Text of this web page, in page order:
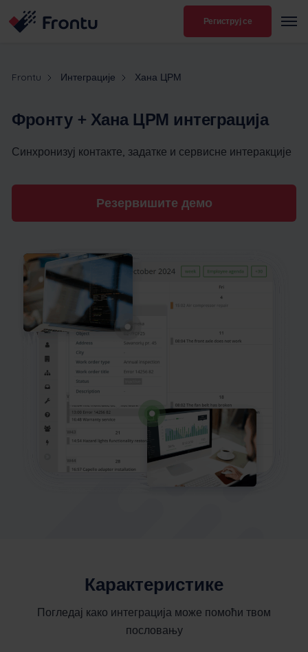
Региструј се
Frontu Интеграције Хана ЦРМ
Фронту + Хана ЦРМ интеграција
Синхронизуј контакте, задатке и сервисне интеракције
Резервишите демо
Карактеристике
Погледај како интеграција може помоћи твом
пословању